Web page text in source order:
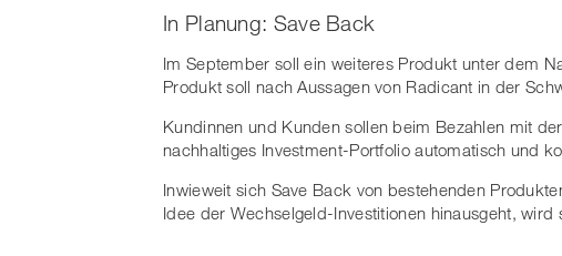
In Planung: Save Back
Im September soll ein weiteres Produkt unter dem
Produkt soll nach Aussagen von Radicant in der
Kundinnen und Kunden sollen beim Bezahlen mit
nachhaltiges Investment-Portfolio automatisch und
Inwieweit sich Save Back von bestehenden
Idee der Wechselgeld-Investitionen hinausgeht,